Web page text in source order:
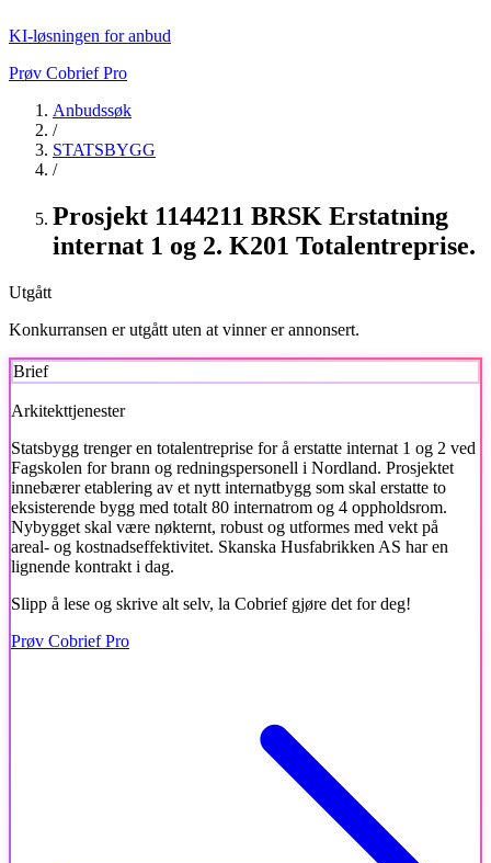
KI-løsningen for anbud
Prøv Cobrief Pro
Anbudssøk
/
STATSBYGG
/
Prosjekt 1144211 BRSK Erstatning
internat 1 og 2. K201 Totalentreprise.
Utgått
Konkurransen er utgått uten at vinner er annonsert.
Brief
Arkitekttjenester
Statsbygg trenger en totalentreprise for å erstatte internat 1 og 2 ved
Fagskolen for brann og redningspersonell i Nordland. Prosjektet
innebærer etablering av et nytt internatbygg som skal erstatte to
eksisterende bygg med totalt 80 internatrom og 4 oppholdsrom.
Nybygget skal være nøkternt, robust og utformes med vekt på
areal- og kostnadseffektivitet. Skanska Husfabrikken AS har en
lignende kontrakt i dag.
Slipp å lese og skrive alt selv, la Cobrief gjøre det for deg!
Prøv Cobrief Pro